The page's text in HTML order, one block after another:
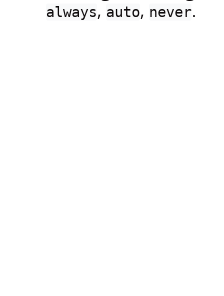
always, auto, never.